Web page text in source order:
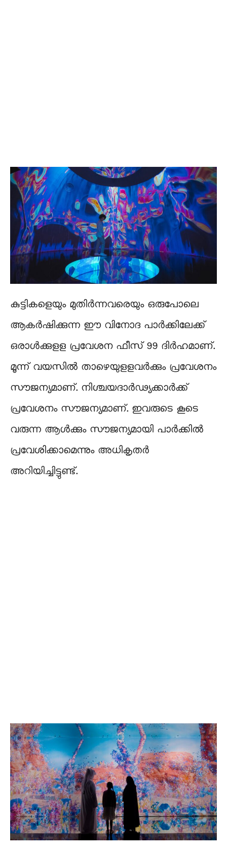
കുട്ടികളെയും മുതിർന്നവരെയും ഒരുപോലെ
ആകർഷിക്കുന്ന ഈ വിനോദ പാർക്കിലേക്ക്
ഒരാള്‍ക്കുളള പ്രവേശന ഫീസ് 99 ദിർഹമാണ്.
മൂന്ന് വയസില്‍ താഴെയുളളവർക്കും പ്രവേശനം
സൗജന്യമാണ്. നിശ്ചയദാർഢ്യക്കാർക്ക്
പ്രവേശനം സൗജന്യമാണ്. ഇവരുടെ കൂടെ
വരുന്ന ആള്‍ക്കും സൗജന്യമായി പാർക്കില്‍
പ്രവേശിക്കാമെന്നും അധികൃതർ
അറിയിച്ചിട്ടുണ്ട്.